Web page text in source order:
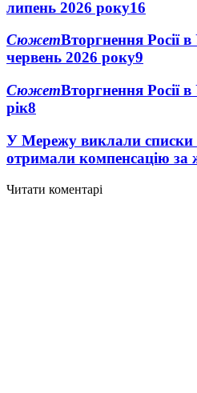
липень 2026 року16
СюжетВторгнення Росії в
червень 2026 року9
СюжетВторгнення Росії в
рік8
У Мережу виклали списки
отримали компенсацію за
Читати коментарі